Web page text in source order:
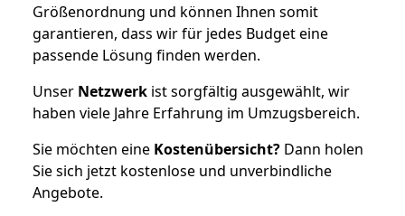
Größenordnung und können Ihnen somit
garantieren, dass wir für jedes Budget eine
passende Lösung finden werden.
Unser Netzwerk ist sorgfältig ausgewählt, wir
haben viele Jahre Erfahrung im Umzugsbereich.
Sie möchten eine Kostenübersicht? Dann holen
Sie sich jetzt kostenlose und unverbindliche
Angebote.